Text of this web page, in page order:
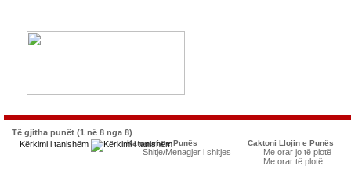
Të gjitha punët (1 në 8 nga 8)
Kërkimi i tanishëm
Kategoria e Punës
Shitje/Menagjer i shitjes
Caktoni Llojin e Punës
Me orar jo të plotë
Me orar të plotë